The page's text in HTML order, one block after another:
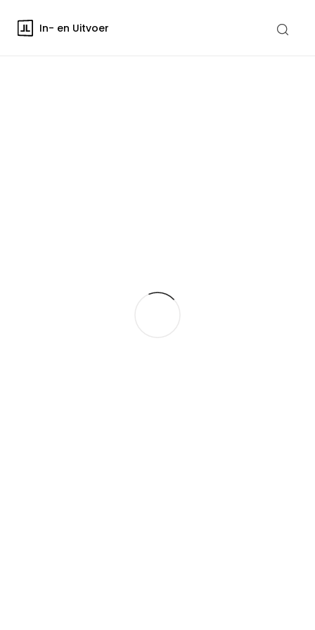
In- en Uitvoer